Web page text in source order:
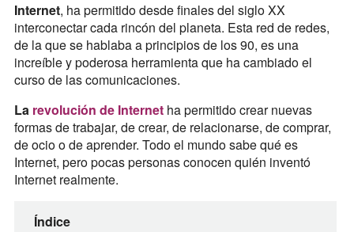
Internet, ha permitido desde finales del siglo XX
interconectar cada rincón del planeta. Esta red de redes,
de la que se hablaba a principios de los 90, es una
increíble y poderosa herramienta que ha cambiado el
curso de las comunicaciones.
La revolución de Internetha permitido crear nuevas
formas de trabajar, de crear, de relacionarse, de comprar,
de ocio o de aprender. Todo el mundo sabe qué es
Internet, pero pocas personas conocen quién inventó
Internet realmente.
Índice